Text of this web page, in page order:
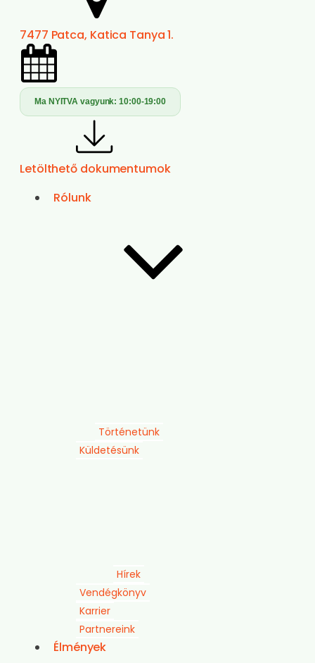
7477 Patca, Katica Tanya 1.
Ma NYITVA vagyunk:10:00-19:00
Letölthető dokumentumok
Rólunk
Történetünk
Küldetésünk
Hírek
Vendégkönyv
Karrier
Partnereink
Élmények